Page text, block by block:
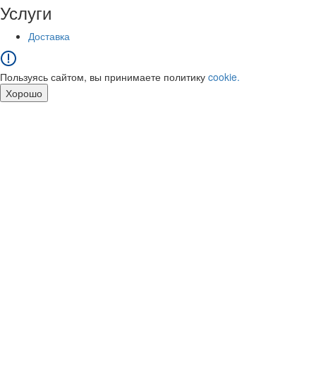
Услуги
Доставка
Пользуясь сайтом, вы принимаете политику cookie.
Хорошо